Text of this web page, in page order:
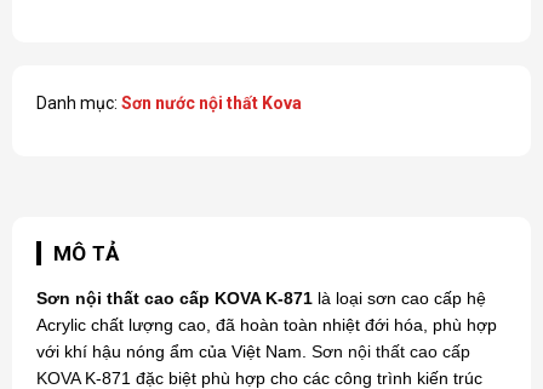
Danh mục: Sơn nước nội thất Kova
MÔ TẢ
Sơn nội thất cao cấp KOVA K-871là loại sơn cao cấp hệ
Acrylic chất lượng cao, đã hoàn toàn nhiệt đới hóa, phù hợp
với khí hậu nóng ẩm của Việt Nam. Sơn nội thất cao cấp
KOVAK-871 đặc biệt phù hợp cho các công trình kiến trúc